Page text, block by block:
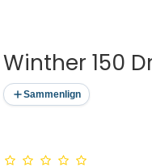
Winther 150
Sammenlign